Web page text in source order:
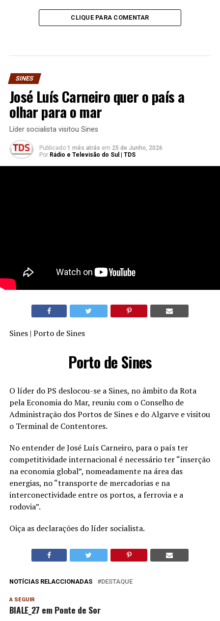
CLIQUE PARA COMENTAR
SINES
José Luís Carneiro quer o país a
olhar para o mar
Líder socialista visitou Sines
Publicado 1 mês atrás em 25 de Junho, 2026
Por Rádio e Televisão do Sul | TDS
Sines | Porto de Sines
Porto de Sines
O líder do PS deslocou-se a Sines, no âmbito da Rota
pela Economia do Mar, reuniu com o Conselho de
Administração dos Portos de Sines e do Algarve e visitou
o Terminal de Contentores.
No entender de José Luís Carneiro, para o país ter
competitividade internacional é necessário ter “inserção
na economia global”, nomeadamente na área das
energias, no “transporte de mercadorias e na
interconectividade entre os portos, a ferrovia e a
rodovia”.
Oiça as declarações do líder socialista.
NOTÍCIAS RELACCIONADAS DESTAQUE
A SEGUIR
BIALE_27 em Ponte de Sor